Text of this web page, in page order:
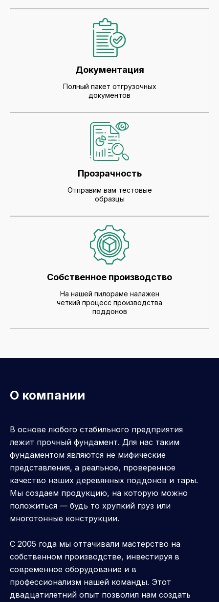
Документация
Полный пакет отгрузочных
документов
Прозрачность
Отправим вам тестовые
образцы
Собственное производство
На нашей пилораме налажен
четкий процесс производства
поддонов
О компании
В основе любого стабильного предприятия
лежит прочный фундамент. Для нас таким
фундаментом являются не мифические
представления, а реальное, проверенное
качество наших деревянных поддонов и тары.
Мы создаем продукцию, на которую можно
положиться — будь то хрупкий груз или
многотонные конструкции.
С 2005 года мы оттачивали мастерство на
собственном производстве, инвестируя в
современное оборудование и в
профессионализм нашей команды. Этот
двадцатилетний опыт позволил нам создать